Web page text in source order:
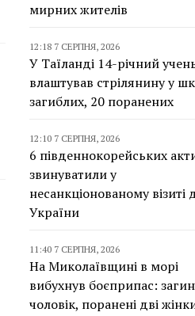
мирних жителів
12:18 7 СЕРПНЯ, 2026
У Таїланді 14-річний
влаштував стрілянину у
загиблих, 20 поранених
12:10 7 СЕРПНЯ, 2026
6 південнокорейських
звинуватили у
несанкціонованому візиті
України
11:40 7 СЕРПНЯ, 2026
На Миколаївщині в морі
вибухнув боєприпас:
чоловік, поранені дві